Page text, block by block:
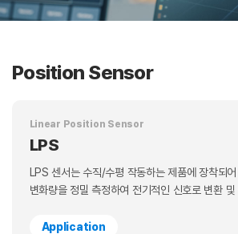
Position Sensor
Linear Position Sensor
LPS
LPS 센서는 수직/수평 작동하는 제품에 장착되
변화량을 정밀 측정하여 전기적인 신호로 변환
Application